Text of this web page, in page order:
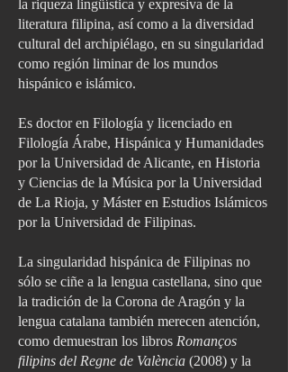
la riqueza lingüística y expresiva de la
literatura filipina, así como a la diversidad
cultural del archipiélago, en su singularidad
como región liminar de los mundos
hispánico e islámico.
Es doctor en Filología y licenciado en
Filología Árabe, Hispánica y Humanidades
por la Universidad de Alicante, en Historia
y Ciencias de la Música por la Universidad
de La Rioja, y Máster en Estudios Islámicos
por la Universidad de Filipinas.
La singularidad hispánica de Filipinas no
sólo se ciñe a la lengua castellana, sino que
la tradición de la Corona de Aragón y la
lengua catalana también merecen atención,
como demuestran los libros Romanços
filipins del Regne de València (2008) y la